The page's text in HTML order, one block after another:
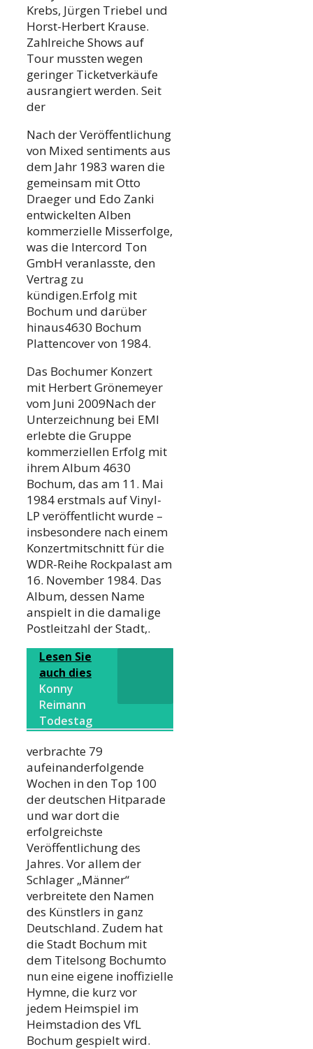
Krebs, Jürgen Triebel und
Horst-Herbert Krause.
Zahlreiche Shows auf
Tour mussten wegen
geringer Ticketverkäufe
ausrangiert werden. Seit
der
Nach der Veröffentlichung
von Mixed sentiments aus
dem Jahr 1983 waren die
gemeinsam mit Otto
Draeger und Edo Zanki
entwickelten Alben
kommerzielle Misserfolge,
was die Intercord Ton
GmbH veranlasste, den
Vertrag zu
kündigen.Erfolg mit
Bochum und darüber
hinaus4630 Bochum
Plattencover von 1984.
Das Bochumer Konzert
mit Herbert Grönemeyer
vom Juni 2009Nach der
Unterzeichnung bei EMI
erlebte die Gruppe
kommerziellen Erfolg mit
ihrem Album 4630
Bochum, das am 11. Mai
1984 erstmals auf Vinyl-
LP veröffentlicht wurde –
insbesondere nach einem
Konzertmitschnitt für die
WDR-Reihe Rockpalast am
16. November 1984. Das
Album, dessen Name
anspielt in die damalige
Postleitzahl der Stadt,.
Lesen Sie
auch dies
Konny
Reimann
Todestag
verbrachte 79
aufeinanderfolgende
Wochen in den Top 100
der deutschen Hitparade
und war dort die
erfolgreichste
Veröffentlichung des
Jahres. Vor allem der
Schlager „Männer“
verbreitete den Namen
des Künstlers in ganz
Deutschland. Zudem hat
die Stadt Bochum mit
dem Titelsong Bochumto
nun eine eigene inoffizielle
Hymne, die kurz vor
jedem Heimspiel im
Heimstadion des VfL
Bochum gespielt wird.